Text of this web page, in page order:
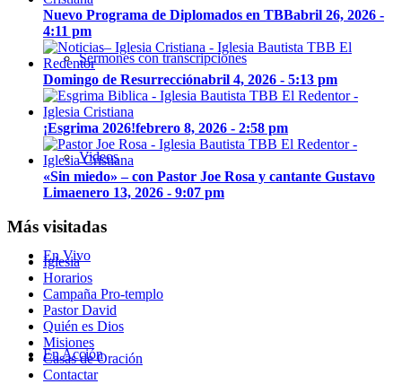
Sermones con transcripciones
Videos
En Vivo
En Acción
Nuevo Programa de Diplomados en TBBabril 26, 2026 -
4:11 pm
Domingo de Resurrecciónabril 4, 2026 - 5:13 pm
¡Esgrima 2026!febrero 8, 2026 - 2:58 pm
«Sin miedo» – con Pastor Joe Rosa y cantante Gustavo
Limaenero 13, 2026 - 9:07 pm
Más visitadas
Iglesia
Horarios
Campaña Pro-templo
Pastor David
Quién es Dios
Misiones
Casas de Oración
Contactar